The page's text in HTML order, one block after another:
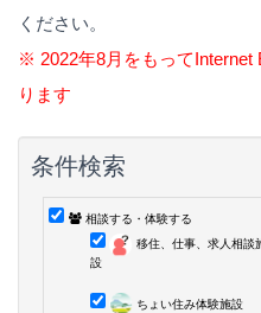
ください。
※ 2022年8月をもってInternet
ります
条件検索
相談する・体験する
移住、仕事、求人相談
設
ちょい住み体験施設